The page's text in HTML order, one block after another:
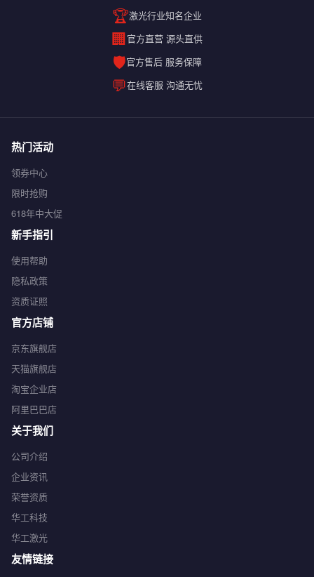
🏆激光行业知名企业
🏢官方直营 源头直供
🛡️官方售后 服务保障
💬在线客服 沟通无忧
热门活动
领券中心
限时抢购
618年中大促
新手指引
使用帮助
隐私政策
资质证照
官方店铺
京东旗舰店
天猫旗舰店
淘宝企业店
阿里巴巴店
关于我们
公司介绍
企业资讯
荣誉资质
华工科技
华工激光
友情链接